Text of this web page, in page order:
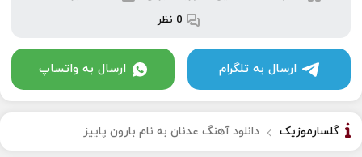
0 نظر
ارسال به تلگرام ارسال به واتساپ
گلسارموزیک دانلود آهنگ عدنان به نام بارون پاییز